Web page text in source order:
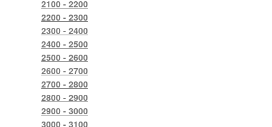
2100 - 2200
2200 - 2300
2300 - 2400
2400 - 2500
2500 - 2600
2600 - 2700
2700 - 2800
2800 - 2900
2900 - 3000
3000 - 3100